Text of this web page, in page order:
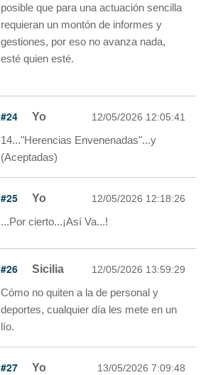
posible que para una actuación sencilla
requieran un montón de informes y
gestiones, por eso no avanza nada,
esté quien esté.
#24 Yo 12/05/2026 12:05:41
14..."Herencias Envenenadas"...y
(Aceptadas)
#25 Yo 12/05/2026 12:18:26
...Por cierto...¡Así Va...!
#26 Sicilia 12/05/2026 13:59:29
Cómo no quiten a la de personal y
deportes, cualquier día les mete en un
lío.
#27 Yo 13/05/2026 7:09:48